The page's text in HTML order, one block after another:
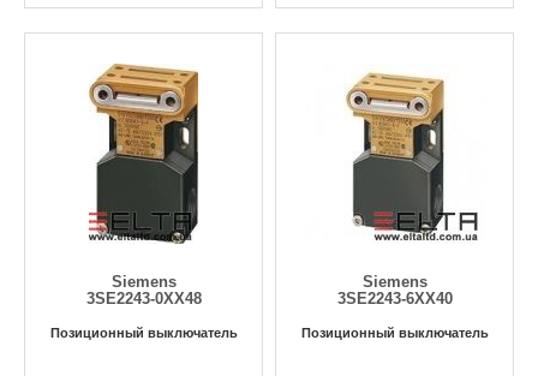
Siemens
3SE2243-0XX48
Позиционный выключатель
Siemens
3SE2243-6XX40
Позиционный выключатель